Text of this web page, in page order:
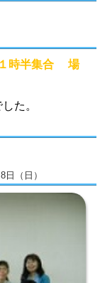
１時半集合 場
た。
（日）